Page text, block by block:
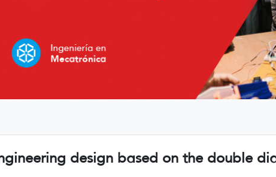
design based on the double